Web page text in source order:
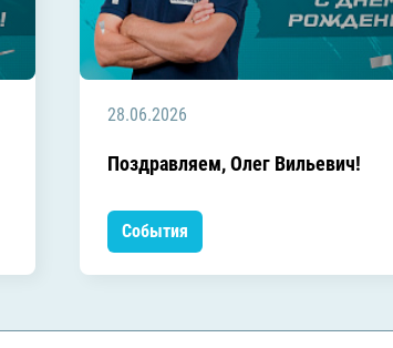
28.06.2026
Поздравляем, Олег Вильевич!
События